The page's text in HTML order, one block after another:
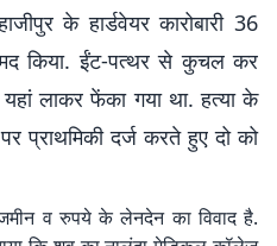
के हार्डवेयर कारोबारी 36
किया. ईंट-पत्थर से कुचल कर
यहां लाकर फेंका गया था. हत्या के
प्राथमिकी दर्ज करते हुए दो को
व रुपये के लेनदेन का विवाद है.